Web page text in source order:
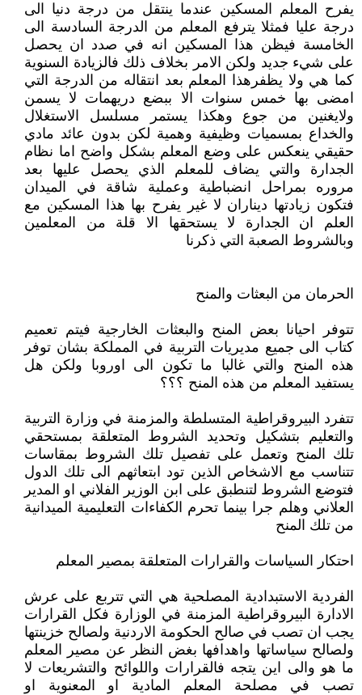
يفرح المعلم المسكين عندما ينتقل من درجة دنيا الى
درجة عليا فمثلا يترفع المعلم من الدرجة السادسة الى
الخامسة فيظن هذا المسكين انه في صدد ان يحصل
على شيء جديد ولكن الامر بخلاف ذلك فالزيادة السنوية
كما هي ولا يظفرهذا المعلم بعد انتقاله من الدرجة التي
امضى بها خمس سنوات الا ببضع دريهمات لا يسمن
ولايغنين من جوع وهكذا يستمر مسلسل الاستغلال
والخداع بمسميات وظيفية وهمية لكن بدون عائد مادي
حقيقي ينعكس على وضع المعلم بشكل واضح اما نظام
الجدارة والتي يضاف للمعلم الذي يحصل عليها بعد
مروره بمراحل انضباطية وعملية شاقة في الميدان
فتكون زيادتها ديناران لا غير يفرح بها هذا المسكين مع
العلم ان الجدارة لا يستحقها الا قلة من المعلمين
وبالشروط الصعبة التي ذكرنا
الحرمان من البعثات والمنح
تتوفر احيانا بعض المنح والبعثات الخارجية فيتم تعميم
كتاب الى جميع مديريات التربية في المملكة بشان توفر
هذه المنح والتي غالبا ما تكون الى اوروبا ولكن هل
يستفيد المعلم من هذه المنح ؟؟؟
تتفرد البيروقراطية المتسلطة والمزمنة في وزارة التربية
والتعليم بتشكيل وتحديد الشروط المتعلقة بمستحقي
تلك المنح وتعمل على تفصيل تلك الشروط بمقاسات
تتناسب مع الاشخاص الذين تود ابتعاثهم الى تلك الدول
فتوضع الشروط لتنطبق على ابن الوزير الفلاني او المدير
العلاني وهلم جرا بينما تحرم الكفاءات التعليمية الميدانية
من تلك المنح
احتكار السياسات والقرارات المتعلقة بمصير المعلم
الفردية الاستبدادية المصلحية هي التي تتربع على عرش
الادارة البيروقراطية المزمنة في الوزارة فكل القرارات
يجب ان تصب في صالح الحكومة الاردنية ولصالح خزينتها
ولصالح سياساتها واهدافها بغض النظر عن مصير المعلم
ما هو والى اين يتجه فالقرارات واللوائح والتشريعات لا
تصب في مصلحة المعلم المادية او المعنوية او